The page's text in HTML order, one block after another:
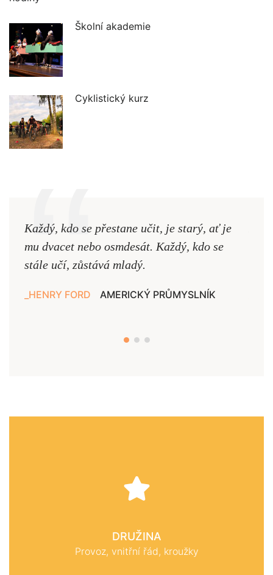
Školní akademie
Cyklistický kurz
Každý, kdo se přestane učit, je starý, ať je
mu dvacet nebo osmdesát. Každý, kdo se
stále učí, zůstává mladý.
HENRY FORD AMERICKÝ PRŮMYSLNÍK
DRUŽINA
Provoz, vnitřní řád, kroužky